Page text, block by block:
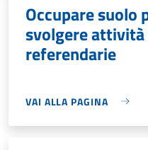
Occupare suolo
svolgere
referendarie
VAI ALLA PAGINA